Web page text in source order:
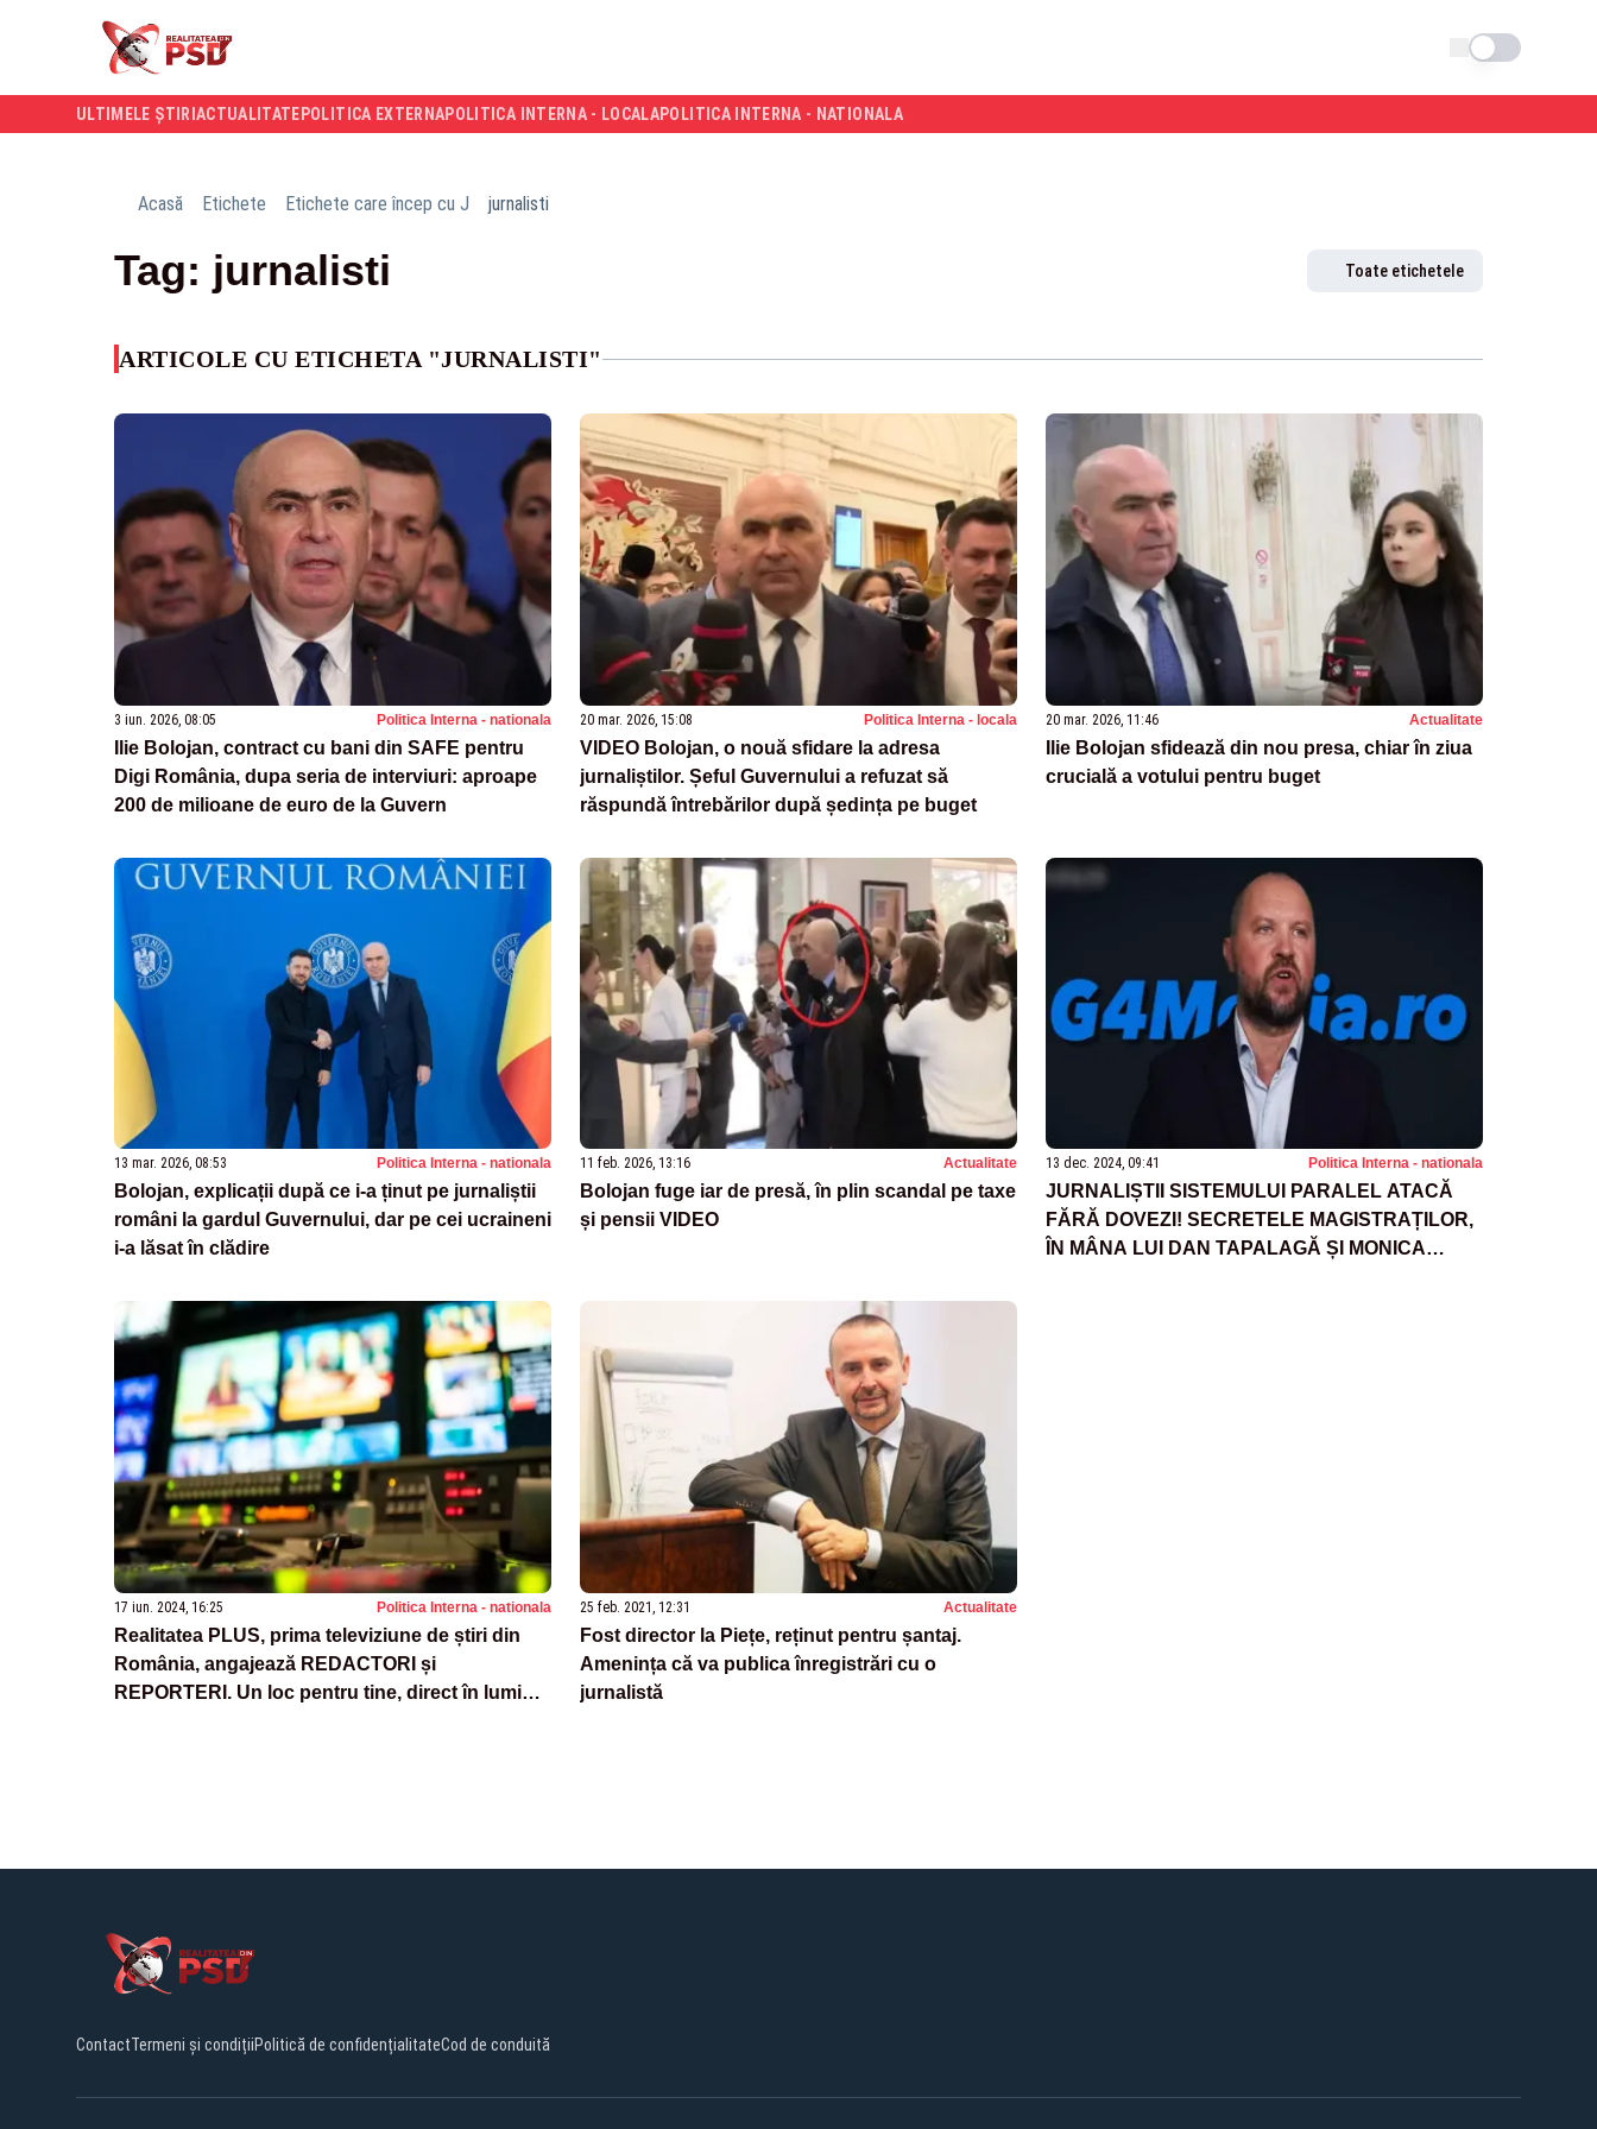
Schimba tema
ULTIMELE ȘTIRI ACTUALITATE POLITICA EXTERNAPOLITICA INTERNA - LOCALAPOLITICA INTERNA - NATIONALA
Acasă Etichete Etichete care încep cu J jurnalisti
Tag: jurnalisti Toate etichetele
ARTICOLE CU ETICHETA "JURNALISTI"
3 iun. 2026, 08:05 Politica Interna - nationala
Ilie Bolojan, contract cu bani din SAFE pentru
Digi România, dupa seria de interviuri: aproape
200 de milioane de euro de la Guvern
20 mar. 2026, 15:08 Politica Interna - locala
VIDEO Bolojan, o nouă sfidare la adresa
jurnaliștilor. Șeful Guvernului a refuzat să
răspundă întrebărilor după ședința pe buget
20 mar. 2026, 11:46 Actualitate
Ilie Bolojan sfidează din nou presa, chiar în ziua
crucială a votului pentru buget
13 mar. 2026, 08:53 Politica Interna - nationala
Bolojan, explicații după ce i-a ținut pe jurnaliștii
români la gardul Guvernului, dar pe cei ucraineni
i-a lăsat în clădire
11 feb. 2026, 13:16 Actualitate
Bolojan fuge iar de presă, în plin scandal pe taxe
și pensii VIDEO
13 dec. 2024, 09:41 Politica Interna - nationala
JURNALIȘTII SISTEMULUI PARALEL ATACĂ
FĂRĂ DOVEZI! SECRETELE MAGISTRAȚILOR,
ÎN MÂNA LUI DAN TAPALAGĂ ȘI MONICA
17 iun. 2024, 16:25 Politica Interna - nationala
Realitatea PLUS, prima televiziune de știri din
România, angajează REDACTORI și
REPORTERI. Un loc pentru tine, direct în lumina
25 feb. 2021, 12:31 Actualitate
Fost director la Piețe, reținut pentru șantaj.
Amenința că va publica înregistrări cu o
jurnalistă
ContactTermeni și condițiiPolitică de confidențialitateCod de conduită